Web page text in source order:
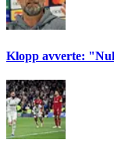
Klopp avverte: